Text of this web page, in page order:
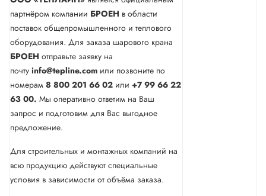
партнёром компании БРОЕН в области
поставок общепромышленного и теплового
оборудования. Для заказа шарового крана
БРОЕН отправьте заявку на
почту info@tepline.com или позвоните по
номерам 8 800 201 66 02 или +7 99 66 22
63 00. Мы оперативно ответим на Ваш
запрос и подготовим для Вас выгодное
предложение.
Для строительных и монтажных компаний на
всю продукцию действуют специальные
условия в зависимости от объёма заказа.